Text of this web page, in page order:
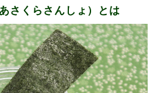
さくらさんしょ）とは